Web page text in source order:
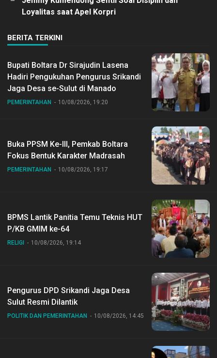
Loyalitas saat Apel Korpri
BERITA TERKINI
Bupati Boltara Dr Sirajudin Lasena
Hadiri Pengukuhan Pengurus Srikandi
Jaga Desa se-Sulut di Manado
PEMERINTAHAN 10/08/2026, 19:20
Buka PPSM Ke-III, Pemkab Boltara
Fokus Bentuk Karakter Madrasah
PEMERINTAHAN 10/08/2026, 19:17
BPMS Lantik Panitia Temu Teknis HUT
P/KB GMIM ke-64
RELIGI 10/08/2026, 19:14
Pengurus DPD Srikandi Jaga Desa
Sulut Resmi Dilantik
POLITIK DAN PEMERINTAHAN 10/08/2026, 14:45